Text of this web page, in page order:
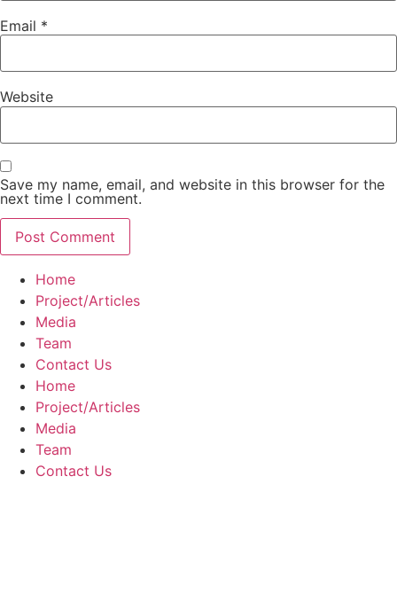
Email *
Website
Save my name, email, and website in this browser for the
next time I comment.
Home
Project/Articles
Media
Team
Contact Us
Home
Project/Articles
Media
Team
Contact Us